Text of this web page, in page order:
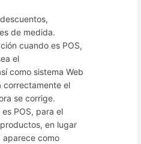
de medida.
cuando es POS,
el
como sistema Web
correctamente el
se corrige.
POS, para el
en lugar
aparece como